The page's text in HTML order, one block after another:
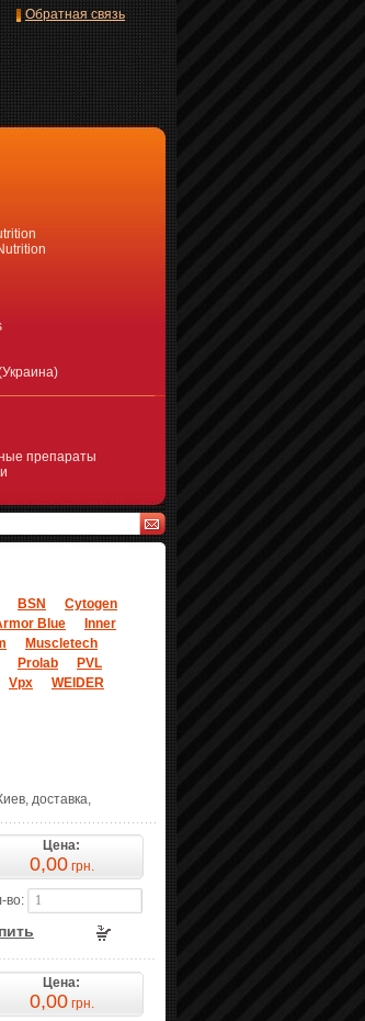
Обратная связь
препараты
BSN
Cytogen
Blue
Inner
Muscletech
Prolab
PVL
Vpx
WEIDER
доставка,
Цена:
0,00грн.
во:
Цена:
0,00грн.